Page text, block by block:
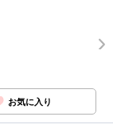
お気に入り